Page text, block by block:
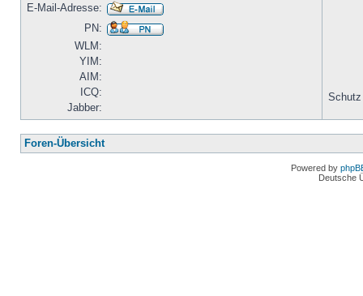
E-Mail-Adresse:
PN:
WLM:
YIM:
AIM:
ICQ:
Jabber:
Schutz
Foren-Übersicht
Powered by
Deutsche